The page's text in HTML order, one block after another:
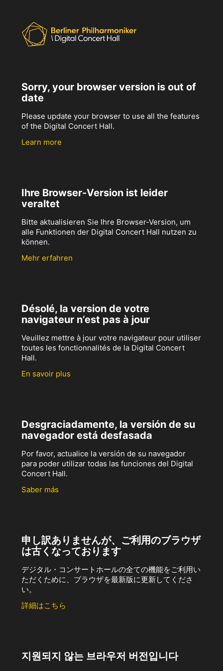
Sorry, your browser version is out of
date
Please update your browser to use all the features
of the Digital Concert Hall.
Learn more
Ihre Browser-Version ist leider
veraltet
Bitte aktualisieren Sie Ihre Browser-Version, um
alle Funktionen der Digital Concert Hall nutzen zu
können.
Mehr erfahren
Désolé, la version de votre
navigateur n’est pas à jour
Veuillez mettre à jour votre navigateur pour utiliser
toutes les fonctionnalités de la Digital Concert
Hall.
En savoir plus
Desgraciadamente, la versión de su
navegador está desfasada
Por favor, actualice la versión de su navegador
para poder utilizar todas las funciones del Digital
Concert Hall.
Saber más
申し訳ありませんが、ご利用のブラウザ
は古くなっております
デジタル・コンサートホールの全ての機能をご利用い
ただくために、ブラウザを最新版に更新してくださ
い。
詳細はこちら
지원되지 않는 브라우저 버전입니다